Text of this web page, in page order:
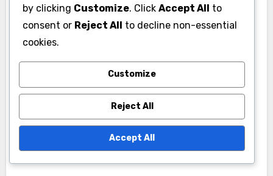
verkoopgegevens.
Bij het kiezen van een e-commerce platform is
het nuttig om te kijken naar de
functies voor het optimaliseren van
advertenties. Dit kan variëren van
productbeheer tot het analyseren van
klantgedrag.
by clicking Customize. Click Accept All to
consent or Reject All to decline non-essential
cookies.
Customize
Reject All
Accept All